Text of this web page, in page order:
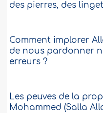
des pierres, des
Comment implorer
de nous pardonner
erreurs ?
Les peuves de la
Mohammed (Salla